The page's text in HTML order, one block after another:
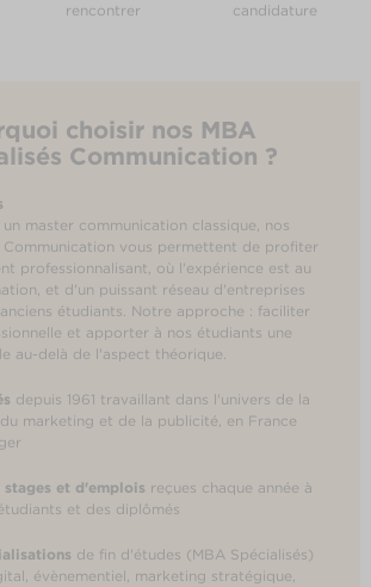
rencontrer
candidature
choisir nos MBA
Communication ?
master communication classique, nos
Communication vous permettent de profiter
professionnalisant, où l'expérience est au
et d'un puissant réseau d'entreprises
étudiants. Notre approche : faciliter
et apporter à nos étudiants une
au-delà de l'aspect théorique.
depuis 1961 travaillant dans l'univers de la
marketing et de la publicité, en France
et d'emplois reçues chaque année à
et des diplômés
de fin d'études (MBA Spécialisés)
évènementiel, marketing stratégique,